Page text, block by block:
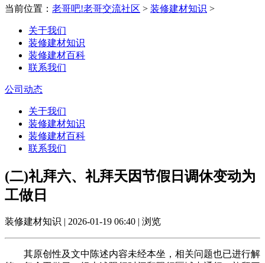
当前位置： 老哥吧!老哥交流社区 > 装修建材知识 >
关于我们
装修建材知识
装修建材百科
联系我们
公司动态
关于我们
装修建材知识
装修建材百科
联系我们
(二)礼拜六、礼拜天因节假日调休变动为
工做日
装修建材知识 | 2026-01-19 06:40 | 浏览
其原创性及文中陈述内容未经本坐，相关问题也已进行解